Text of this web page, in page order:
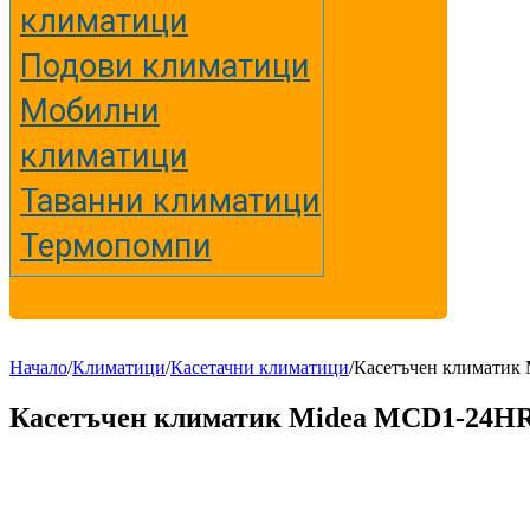
климатици
Подови климатици
Мобилни
климатици
Таванни климатици
Термопомпи
Начало/Климатици/Касетачни климатици/Касетъчен
Касетъчен климатик Midea MCD1-